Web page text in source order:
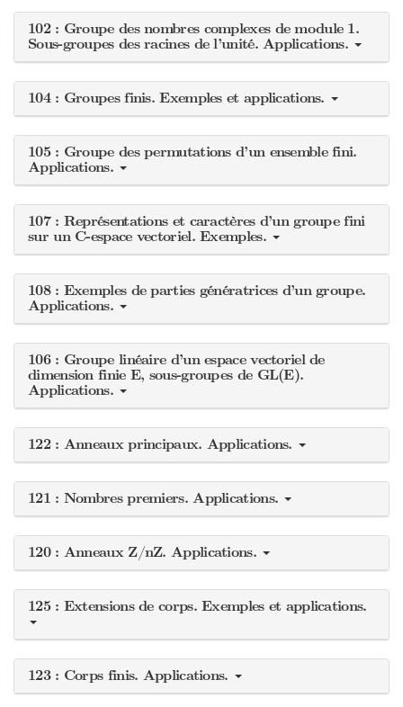
102 : Groupe des nombres complexes de module 1.
Sous-groupes des racines de l’unité. Applications.
104 : Groupes finis. Exemples et applications.
105 : Groupe des permutations d’un ensemble fini.
Applications.
107 : Représentations et caractères d’un groupe fini
sur un C-espace vectoriel. Exemples.
108 : Exemples de parties génératrices d’un groupe.
Applications.
106 : Groupe linéaire d’un espace vectoriel de
dimension finie E, sous-groupes de GL(E).
Applications.
122 : Anneaux principaux. Applications.
121 : Nombres premiers. Applications.
120 : Anneaux Z/nZ. Applications.
125 : Extensions de corps. Exemples et applications.
123 : Corps finis. Applications.